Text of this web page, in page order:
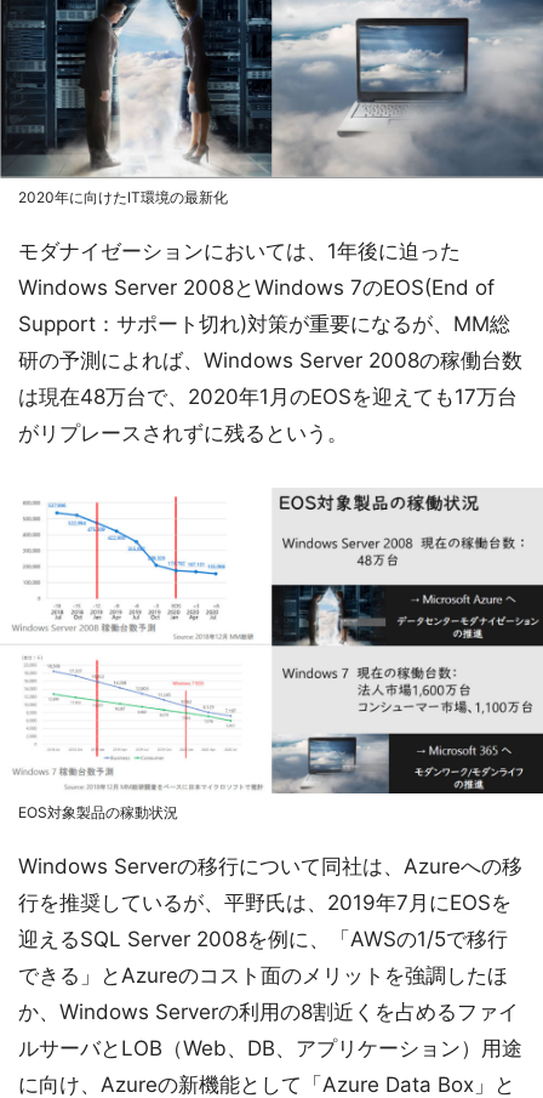
2020年に向けたIT環境の最新化
モダナイゼーションにおいては、1年後に迫った
Windows Server 2008とWindows 7のEOS(End of
Support：サポート切れ)対策が重要になるが、MM総
研の予測によれば、Windows Server 2008の稼働台数
は現在48万台で、2020年1月のEOSを迎えても17万台
がリプレースされずに残るという。
EOS対象製品の稼動状況
Windows Serverの移行について同社は、Azureへの移
行を推奨しているが、平野氏は、2019年7月にEOSを
迎えるSQL Server 2008を例に、「AWSの1/5で移行
できる」とAzureのコスト面のメリットを強調したほ
か、Windows Serverの利用の8割近くを占めるファイ
ルサーバとLOB（Web、DB、アプリケーション）用途
に向け、Azureの新機能として「Azure Data Box」と